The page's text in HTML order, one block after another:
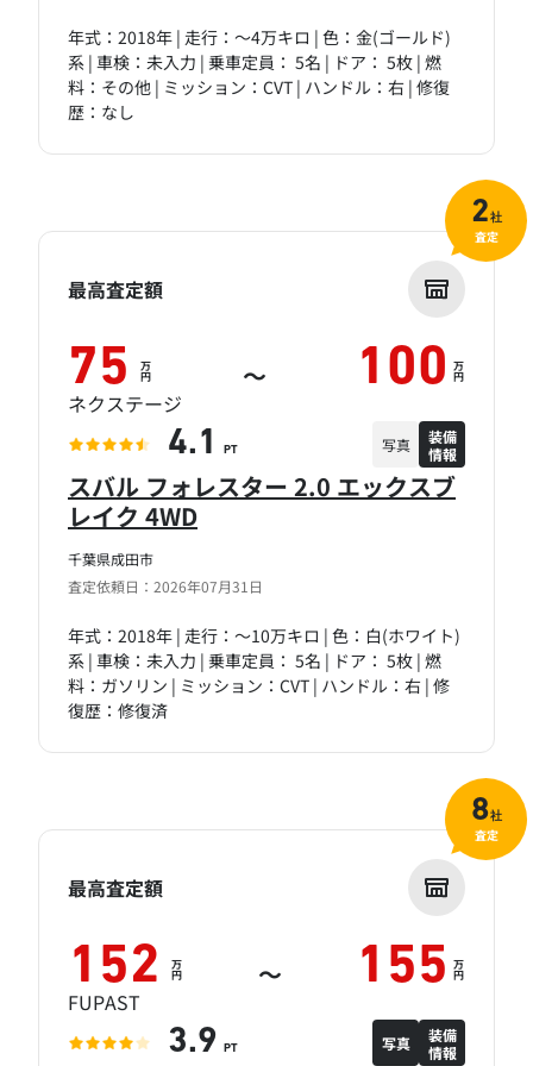
年式：2018年 | 走行：～4万キロ | 色：金(ゴールド)
系 | 車検：未入力 | 乗車定員： 5名 | ドア： 5枚 | 燃
料：その他 | ミッション：CVT | ハンドル：右 | 修復
歴：なし
千葉県成田市
査定依頼日：2026年07月31日
スバル フォレスター 2.0 エックスブ
レイク 4WD
年式：2018年 | 走行：～10万キロ | 色：白(ホワイト)
系 | 車検：未入力 | 乗車定員： 5名 | ドア： 5枚 | 燃
料：ガソリン | ミッション：CVT | ハンドル：右 | 修
復歴：修復済
最高査定額
75 万
円 ～ 100 万
円
ネクステージ
4.1 PT 写真
装備
情報
2社
査定
最高査定額
152 万
円 ～ 155 万
円
FUPAST
3.9 PT 写真
装備
情報
8社
査定